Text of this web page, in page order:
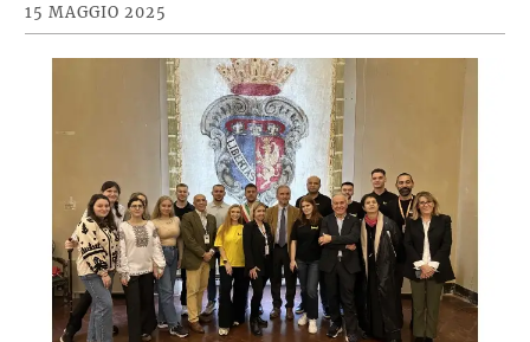
15 MAGGIO 2025